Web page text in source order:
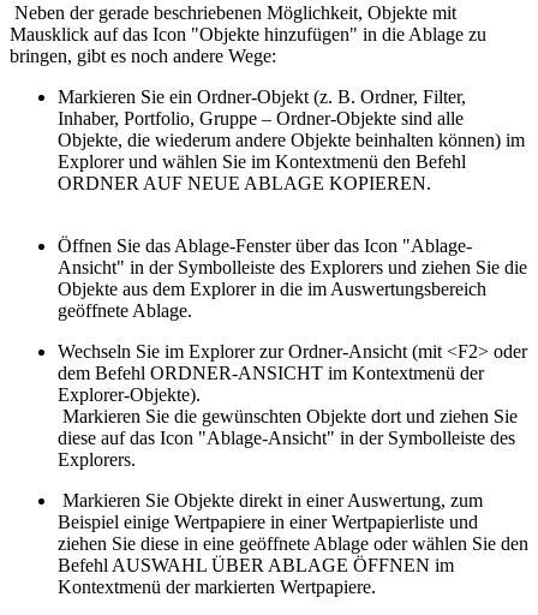
Neben der gerade beschriebenen Möglichkeit, Objekte mit
Mausklick auf das Icon "Objekte hinzufügen" in die Ablage zu
bringen, gibt es noch andere Wege:
Markieren Sie ein Ordner-Objekt (z. B. Ordner, Filter,
Inhaber, Portfolio, Gruppe – Ordner-Objekte sind alle
Objekte, die wiederum andere Objekte beinhalten können) im
Explorer und wählen Sie im Kontextmenü den Befehl
ORDNER AUF NEUE ABLAGE KOPIEREN.
Öffnen Sie das Ablage-Fenster über das Icon "Ablage-
Ansicht" in der Symbolleiste des Explorers und ziehen Sie die
Objekte aus dem Explorer in die im Auswertungsbereich
geöffnete Ablage.
Wechseln Sie im Explorer zur Ordner-Ansicht (mit <F2> oder
dem Befehl ORDNER-ANSICHT im Kontextmenü der
Explorer-Objekte).
Markieren Sie die gewünschten Objekte dort und ziehen Sie
diese auf das Icon "Ablage-Ansicht" in der Symbolleiste des
Explorers.
Markieren Sie Objekte direkt in einer Auswertung, zum
Beispiel einige Wertpapiere in einer Wertpapierliste und
ziehen Sie diese in eine geöffnete Ablage oder wählen Sie den
Befehl AUSWAHL ÜBER ABLAGE ÖFFNEN im
Kontextmenü der markierten Wertpapiere.